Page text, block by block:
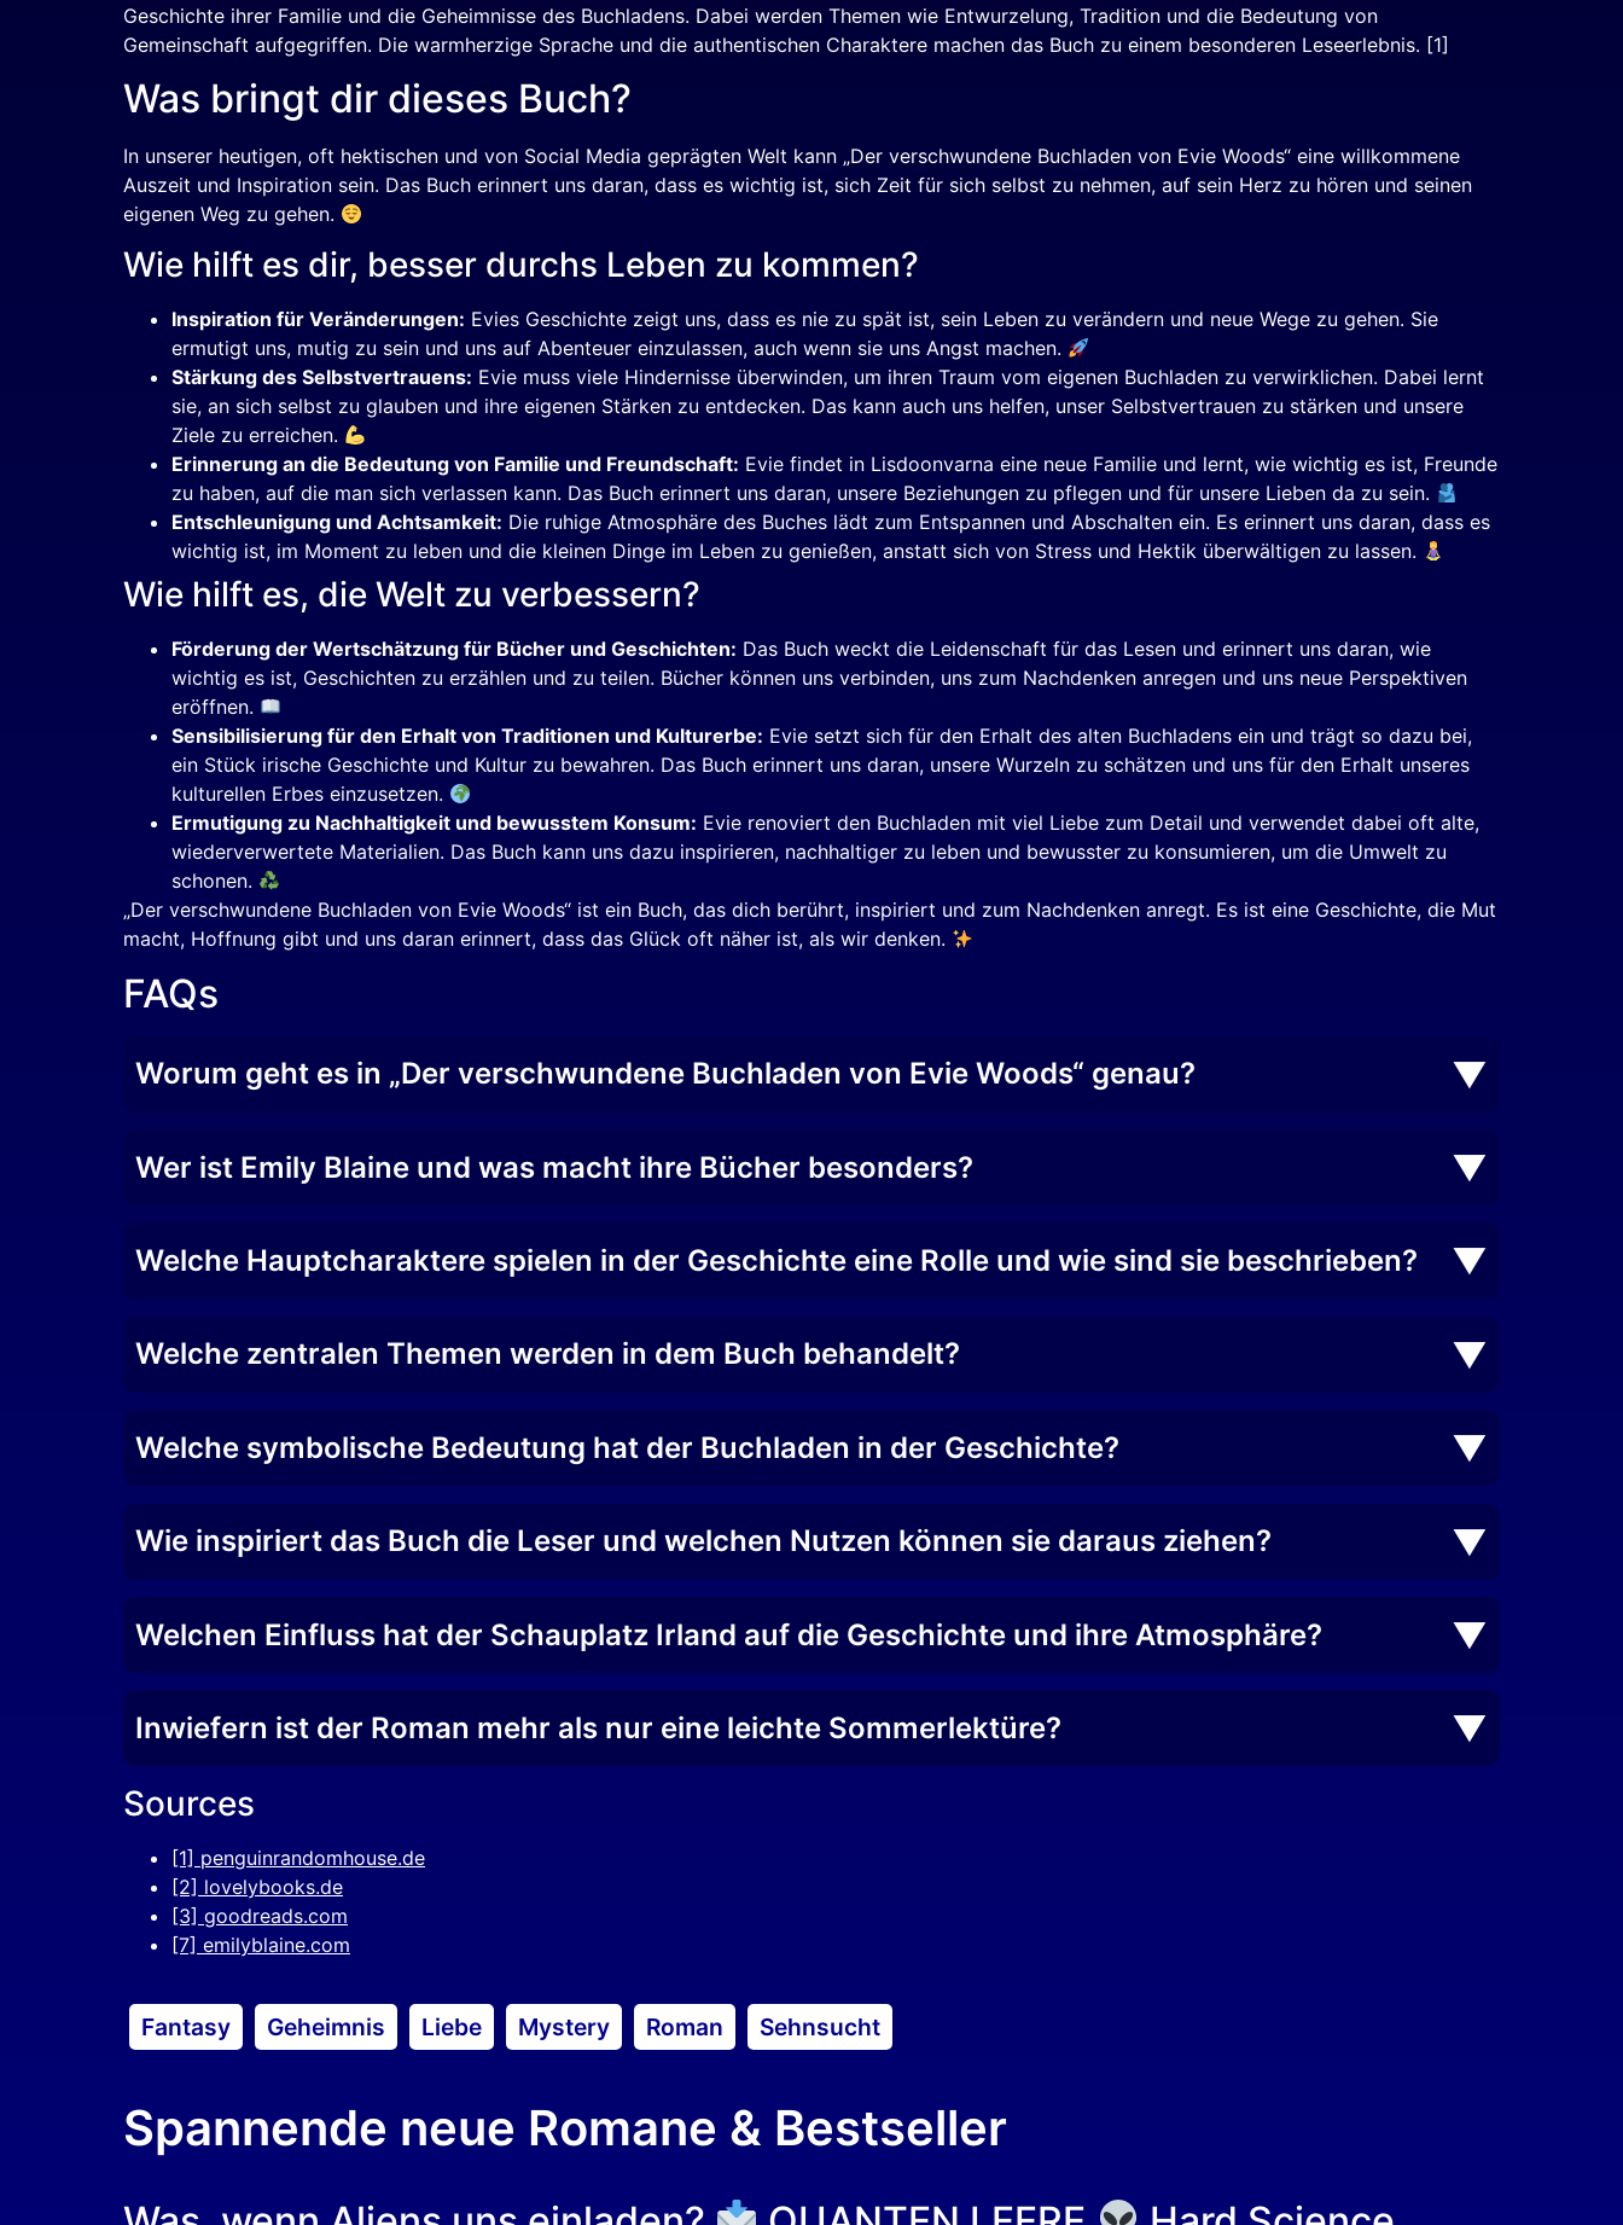
Geschichte ihrer Familie und die Geheimnisse des Buchladens. Dabei werden Themen wie Entwurzelung, Tradition und die Bedeutung von
Gemeinschaft aufgegriffen. Die warmherzige Sprache und die authentischen Charaktere machen das Buch zu einem besonderen Leseerlebnis. [1]
Was bringt dir dieses Buch?
In unserer heutigen, oft hektischen und von Social Media geprägten Welt kann „Der verschwundene Buchladen von Evie Woods“ eine willkommene
Auszeit und Inspiration sein. Das Buch erinnert uns daran, dass es wichtig ist, sich Zeit für sich selbst zu nehmen, auf sein Herz zu hören und seinen
eigenen Weg zu gehen.
Wie hilft es dir, besser durchs Leben zu kommen?
Inspiration für Veränderungen: Evies Geschichte zeigt uns, dass es nie zu spät ist, sein Leben zu verändern und neue Wege zu gehen. Sie
ermutigt uns, mutig zu sein und uns auf Abenteuer einzulassen, auch wenn sie uns Angst machen.
Stärkung des Selbstvertrauens: Evie muss viele Hindernisse überwinden, um ihren Traum vom eigenen Buchladen zu verwirklichen. Dabei lernt
sie, an sich selbst zu glauben und ihre eigenen Stärken zu entdecken. Das kann auch uns helfen, unser Selbstvertrauen zu stärken und unsere
Ziele zu erreichen.
Erinnerung an die Bedeutung von Familie und Freundschaft: Evie findet in Lisdoonvarna eine neue Familie und lernt, wie wichtig es ist, Freunde
zu haben, auf die man sich verlassen kann. Das Buch erinnert uns daran, unsere Beziehungen zu pflegen und für unsere Lieben da zu sein.
Entschleunigung und Achtsamkeit: Die ruhige Atmosphäre des Buches lädt zum Entspannen und Abschalten ein. Es erinnert uns daran, dass es
wichtig ist, im Moment zu leben und die kleinen Dinge im Leben zu genießen, anstatt sich von Stress und Hektik überwältigen zu lassen.
Wie hilft es, die Welt zu verbessern?
Förderung der Wertschätzung für Bücher und Geschichten: Das Buch weckt die Leidenschaft für das Lesen und erinnert uns daran, wie
wichtig es ist, Geschichten zu erzählen und zu teilen. Bücher können uns verbinden, uns zum Nachdenken anregen und uns neue Perspektiven
eröffnen.
Sensibilisierung für den Erhalt von Traditionen und Kulturerbe: Evie setzt sich für den Erhalt des alten Buchladens ein und trägt so dazu bei,
ein Stück irische Geschichte und Kultur zu bewahren. Das Buch erinnert uns daran, unsere Wurzeln zu schätzen und uns für den Erhalt unseres
kulturellen Erbes einzusetzen.
Ermutigung zu Nachhaltigkeit und bewusstem Konsum: Evie renoviert den Buchladen mit viel Liebe zum Detail und verwendet dabei oft alte,
wiederverwertete Materialien. Das Buch kann uns dazu inspirieren, nachhaltiger zu leben und bewusster zu konsumieren, um die Umwelt zu
schonen.
„Der verschwundene Buchladen von Evie Woods“ ist ein Buch, das dich berührt, inspiriert und zum Nachdenken anregt. Es ist eine Geschichte, die Mut
macht, Hoffnung gibt und uns daran erinnert, dass das Glück oft näher ist, als wir denken.
FAQs
Worum geht es in „Der verschwundene Buchladen von Evie Woods“ genau?
Wer ist Emily Blaine und was macht ihre Bücher besonders?
Welche Hauptcharaktere spielen in der Geschichte eine Rolle und wie sind sie beschrieben?
Welche zentralen Themen werden in dem Buch behandelt?
Welche symbolische Bedeutung hat der Buchladen in der Geschichte?
Wie inspiriert das Buch die Leser und welchen Nutzen können sie daraus ziehen?
Welchen Einfluss hat der Schauplatz Irland auf die Geschichte und ihre Atmosphäre?
Inwiefern ist der Roman mehr als nur eine leichte Sommerlektüre?
Sources
[1] penguinrandomhouse.de
[2] lovelybooks.de
[3] goodreads.com
[7] emilyblaine.com
Fantasy Geheimnis Liebe Mystery Roman Sehnsucht
Spannende neue Romane & Bestseller